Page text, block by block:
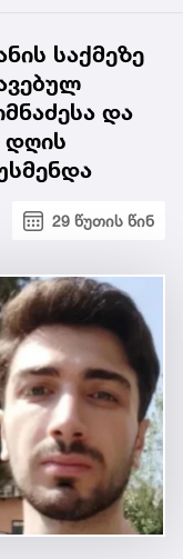
საქმეზე
და
დღის
29 წუთის წინ